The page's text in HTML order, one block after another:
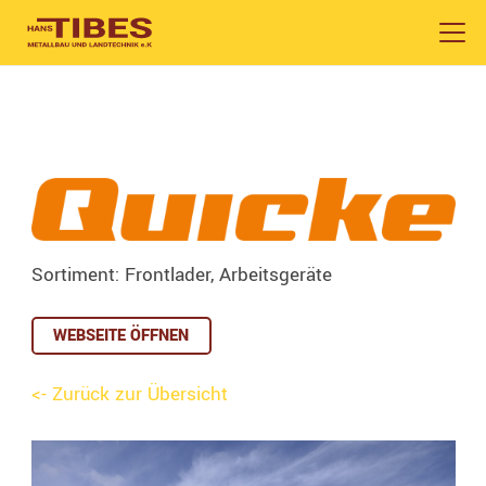
Sortiment: Frontlader, Arbeitsgeräte
WEBSEITE ÖFFNEN
<- Zurück zur Übersicht